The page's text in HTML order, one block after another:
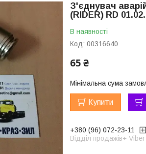
З'єднувач
(RIDER) RD
В наявності
Код: 00316640
65 ₴
Мінімальна сума
Купити
+380 (96) 072-23-11
Відділ продажів+ Viber